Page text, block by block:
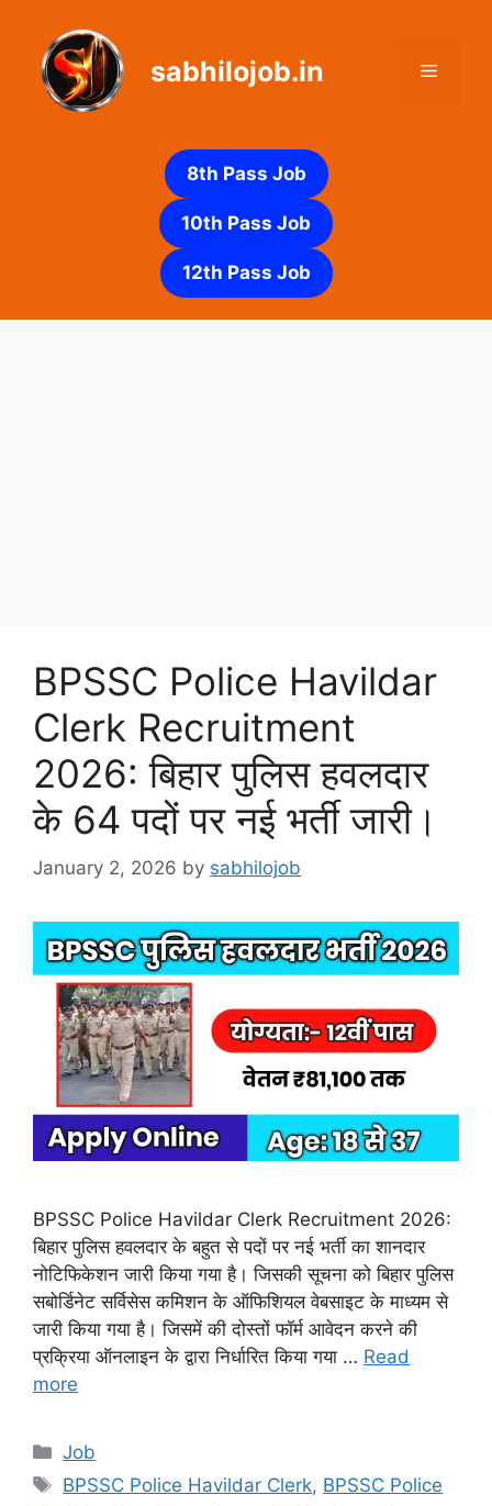
content
sabhilojob.in Menu
8th Pass Job
10th Pass Job
12th Pass Job
BPSSC Police Havildar
Clerk Recruitment
2026: बिहार पुलिस हवलदार
के 64 पदों पर नई भर्ती जारी।
January 2, 2026 by sabhilojob
BPSSC Police Havildar Clerk Recruitment 2026:
बिहार पुलिस हवलदार के बहुत से पदों पर नई भर्ती का शानदार
नोटिफिकेशन जारी किया गया है। जिसकी सूचना को बिहार पुलिस
सबोर्डिनेट सर्विसेस कमिशन के ऑफिशियल वेबसाइट के माध्यम से
जारी किया गया है। जिसमें की दोस्तों फॉर्म आवेदन करने की
प्रक्रिया ऑनलाइन के द्वारा निर्धारित किया गया … Read
more
Categories
Job
Tags
BPSSC Police Havildar Clerk, BPSSC Police